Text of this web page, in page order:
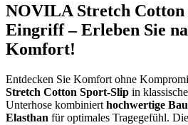
NOVILA Stretch Cotton
Eingriff – Erleben Sie
Komfort!
Entdecken Sie Komfort ohne
Stretch Cotton Sport-Slip in
Unterhose kombiniert hochwertige
Elasthan für optimales Tragegefühl.